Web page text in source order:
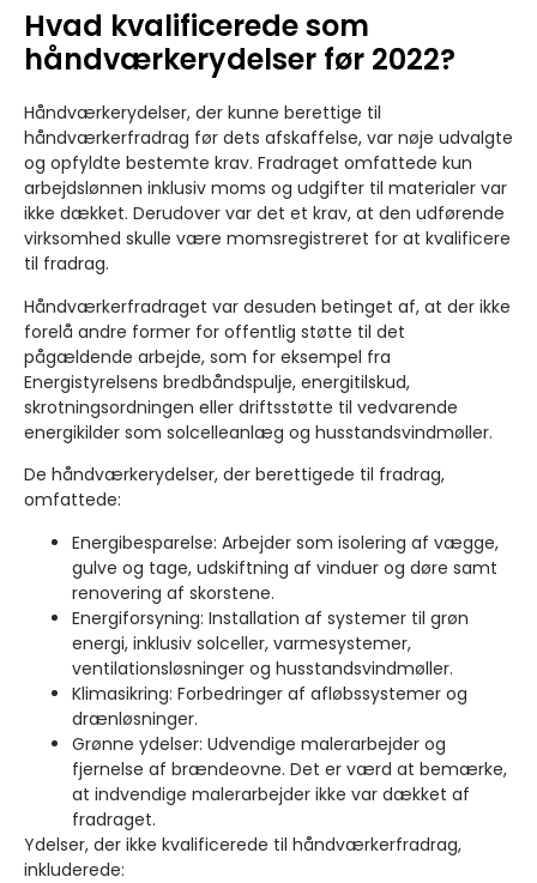
Hvad kvalificerede som
håndværkerydelser før 2022?
Håndværkerydelser, der kunne berettige til
håndværkerfradrag før dets afskaffelse, var nøje udvalgte
og opfyldte bestemte krav. Fradraget omfattede kun
arbejdslønnen inklusiv moms og udgifter til materialer var
ikke dækket. Derudover var det et krav, at den udførende
virksomhed skulle være momsregistreret for at kvalificere
til fradrag.
Håndværkerfradraget var desuden betinget af, at der ikke
forelå andre former for offentlig støtte til det
pågældende arbejde, som for eksempel fra
Energistyrelsens bredbåndspulje, energitilskud,
skrotningsordningen eller driftsstøtte til vedvarende
energikilder som solcelleanlæg og husstandsvindmøller.
De håndværkerydelser, der berettigede til fradrag,
omfattede:
Energibesparelse: Arbejder som isolering af vægge,
gulve og tage, udskiftning af vinduer og døre samt
renovering af skorstene.
Energiforsyning: Installation af systemer til grøn
energi, inklusiv solceller, varmesystemer,
ventilationsløsninger og husstandsvindmøller.
Klimasikring: Forbedringer af afløbssystemer og
drænløsninger.
Grønne ydelser: Udvendige malerarbejder og
fjernelse af brændeovne. Det er værd at bemærke,
at indvendige malerarbejder ikke var dækket af
fradraget.
Ydelser, der ikke kvalificerede til håndværkerfradrag,
inkluderede: